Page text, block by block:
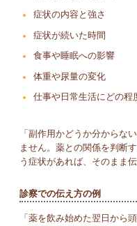
症状の内容と強さ
症状が続いた時間
食事や睡眠への影響
体重や尿量の変化
仕事や日常生活にどの程
「副作用かどうか分からな
ません。薬との関係を判断
う症状があれば、そのまま伝
診察での伝え方の例
「薬を飲み始めた翌日から